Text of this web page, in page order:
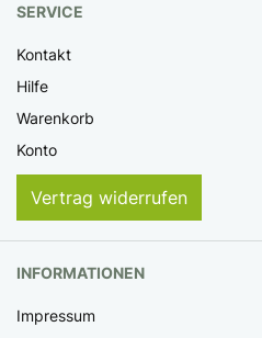
SERVICE
Kontakt
Hilfe
Warenkorb
Konto
Vertrag widerrufen
INFORMATIONEN
Impressum